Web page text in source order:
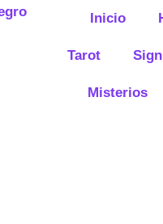
Inicio
Tarot
Misterios